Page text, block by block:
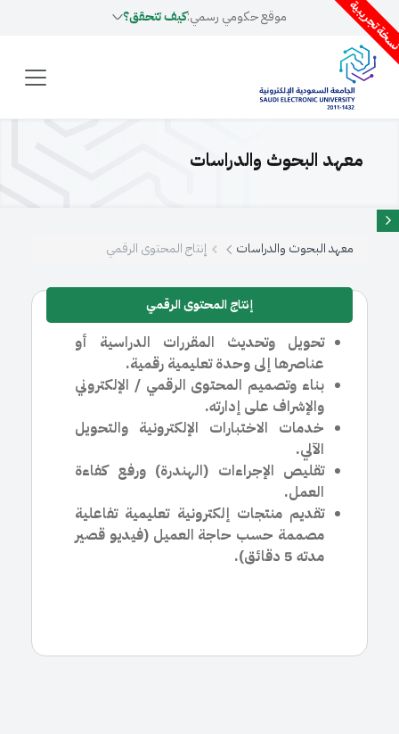
تجريبية موقع حكومي رسمي:كيف تتحقق؟
معهد البحوث والدراسات
معهد البحوث والدراسات إنتاج المحتوى الرقمي
إنتاج المحتوى الرقمي
تحويل وتحديث المقررات الدراسية أو
عناصرها إلى وحدة تعليمية رقمية.
بناء وتصميم المحتوى الرقمي / الإلكتروني
والإشراف على إدارته.
خدمات الاختبارات الإلكترونية والتحويل
الآلي.
تقليص الإجراءات (الهندرة) ورفع كفاءة
العمل.
تقديم منتجات إلكترونية تعليمية تفاعلية
مصممة حسب حاجة العميل (فيديو قصير
مدته 5 دقائق).